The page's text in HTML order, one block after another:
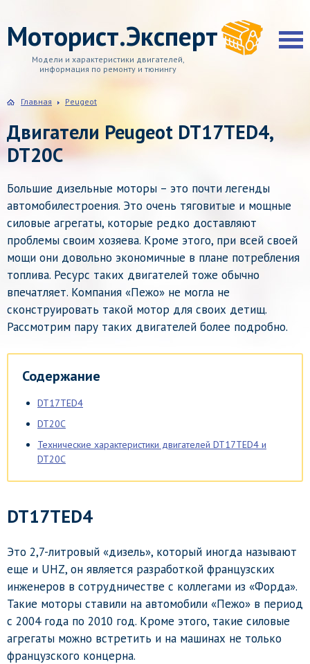
Моторист.Эксперт
Модели и характеристики двигателей,
информация по ремонту и тюнингу
Главная Peugeot
Двигатели Peugeot DT17TED4,
DT20C
Большие дизельные моторы – это почти легенды
автомобилестроения. Это очень тяговитые и мощные
силовые агрегаты, которые редко доставляют
проблемы своим хозяева. Кроме этого, при всей своей
мощи они довольно экономичные в плане потребления
топлива. Ресурс таких двигателей тоже обычно
впечатляет. Компания «Пежо» не могла не
сконструировать такой мотор для своих детищ.
Рассмотрим пару таких двигателей более подробно.
Содержание
DT17TED4
DT20C
Технические характеристики двигателей DT17TED4 и
DT20C
DT17TED4
Это 2,7-литровый «дизель», который иногда называют
еще и UHZ, он является разработкой французских
инженеров в сотрудничестве с коллегами из «Форда».
Такие моторы ставили на автомобили «Пежо» в период
с 2004 года по 2010 год. Кроме этого, такие силовые
агрегаты можно встретить и на машинах не только
французского концерна.